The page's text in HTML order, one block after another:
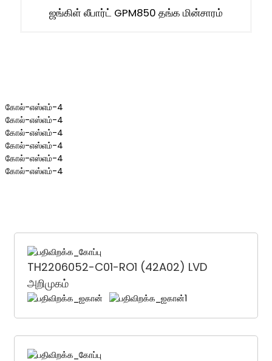
ஜங்கிள் லீபார்ட் GPM850 தங்க மின்சாரம்
கோல்-எஸ்எம்-4
கோல்-எஸ்எம்-4
கோல்-எஸ்எம்-4
கோல்-எஸ்எம்-4
கோல்-எஸ்எம்-4
கோல்-எஸ்எம்-4
TH2206052-C01-RO1 (42A02) LVD
அறிமுகம்